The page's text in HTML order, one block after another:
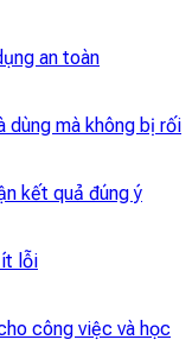
an toàn
dùng mà không bị rối
kết quả đúng ý
ít lỗi
công việc và học